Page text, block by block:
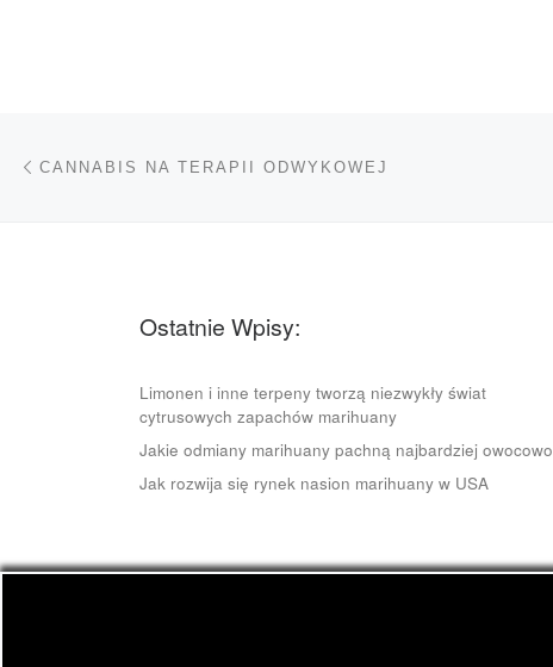
Nawigacja wpisu
CANNABIS NA TERAPII ODWYKOWEJ
Ostatnie Wpisy:
Limonen i inne terpeny tworzą niezwykły świat
cytrusowych zapachów marihuany
Jakie odmiany marihuany pachną najbardziej owocowo
Jak rozwija się rynek nasion marihuany w USA